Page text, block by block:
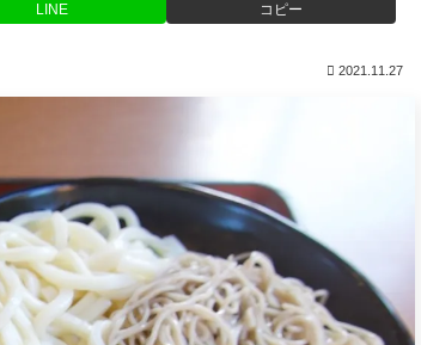
LINE コピー
2021.11.27